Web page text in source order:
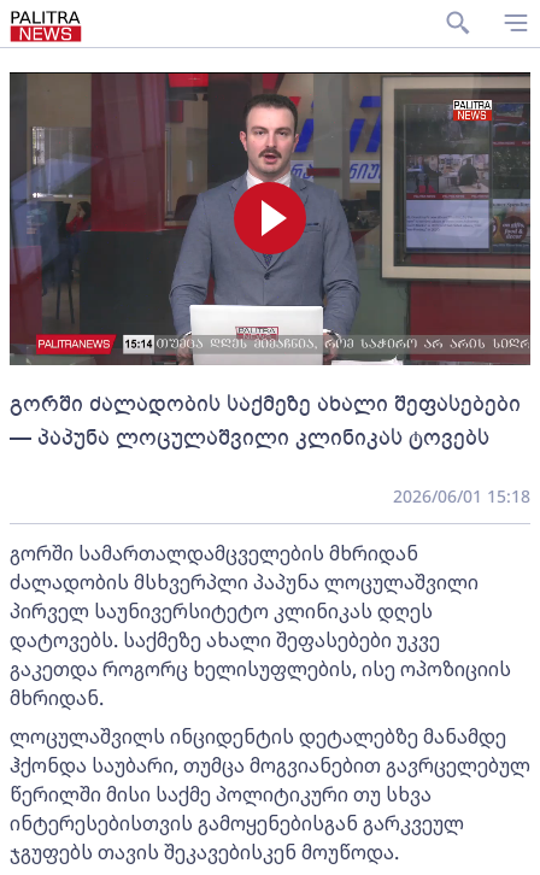
გორში ძალადობის საქმეზე ახალი შეფასებები
— პაპუნა ლოცულაშვილი კლინიკას ტოვებს
2026/06/01 15:18
გორში სამართალდამცველების მხრიდან
ძალადობის მსხვერპლი პაპუნა ლოცულაშვილი
პირველ საუნივერსიტეტო კლინიკას დღეს
დატოვებს. საქმეზე ახალი შეფასებები უკვე
გაკეთდა როგორც ხელისუფლების, ისე ოპოზიციის
მხრიდან.
ლოცულაშვილს ინციდენტის დეტალებზე მანამდე
ჰქონდა საუბარი, თუმცა მოგვიანებით გავრცელებულ
წერილში მისი საქმე პოლიტიკური თუ სხვა
ინტერესებისთვის გამოყენებისგან გარკვეულ
ჯგუფებს თავის შეკავებისკენ მოუწოდა.